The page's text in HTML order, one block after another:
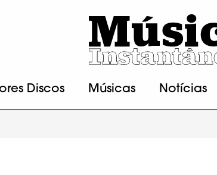
Discos Músicas Notícias